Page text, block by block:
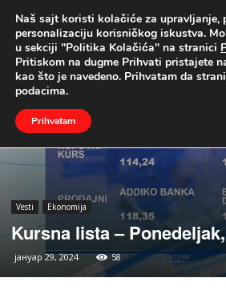
UŽIVO
Naslovna Vesti Ekonomija
Vesti Ekonomija
Kursna lista –
јануар 29, 2024 58
Naš sajt koristi kolačiće za upravljanje,
personalizaciju korisničkog iskustva.
u sekciji "Politika Kolačića" na stranici
Pritiskom na dugme Prihvati pristajete
kao što je navedeno. Prihvatam da
podacima.
Prihvatam